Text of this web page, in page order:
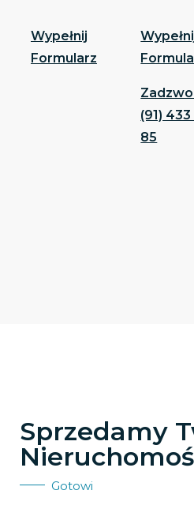
Wypełnij
Formularz
(91) 433
85
Sprzedamy
Gotowi